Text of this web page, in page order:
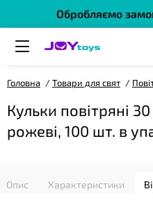
Обробляємо
Головна Товари для свят
Кульки повітряні
рожеві, 100 шт. в
Опис Характеристики